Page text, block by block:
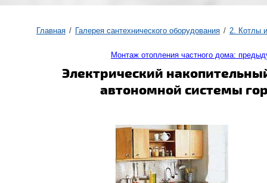
Главная Галерея сантехнического оборудования 2. Котлы
Монтаж отопления частного дома:
Электрический
автономной системы